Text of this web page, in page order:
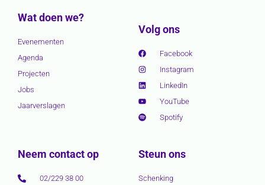
Wat doen we?
Evenementen
Agenda
Projecten
Jobs
Jaarverslagen
Volg ons
Facebook
Instagram
LinkedIn
YouTube
Spotify
Neem contact op
02/229 38 00
Steun ons
Schenking